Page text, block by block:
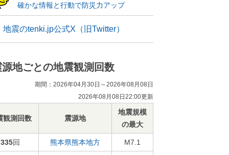
確かな情報と行動で防災力アップ
地震のtenki.jp公式X（旧Twitter）
源地ごとの地震観測回数
期間：2026年04月30日～2026年08月08日
2026年08月08日22:00更新
観測回数 震源地
地震規模
の最大
335回 熊本県熊本地方 M7.1